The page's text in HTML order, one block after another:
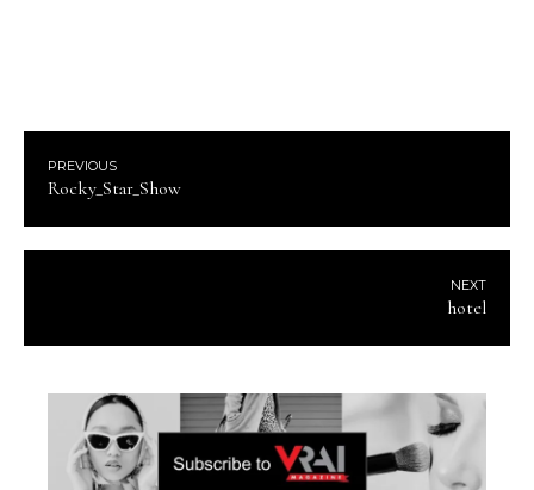
PREVIOUS
Rocky_Star_Show
NEXT
hotel